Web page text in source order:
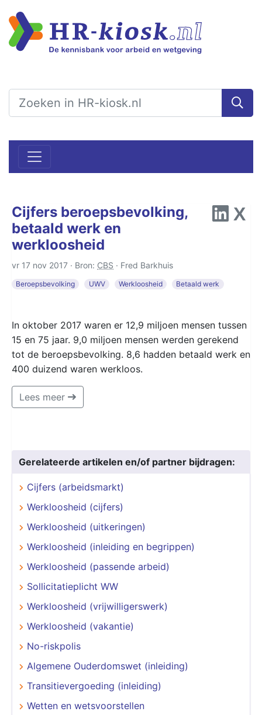
Cijfers beroepsbevolking,
betaald werk en
werkloosheid
vr 17 nov 2017 · Bron: CBS · Fred Barkhuis
Beroepsbevolking UWV Werkloosheid Betaald werk
In oktober 2017 waren er 12,9 miljoen mensen tussen
15 en 75 jaar. 9,0 miljoen mensen werden gerekend
tot de beroepsbevolking. 8,6 hadden betaald werk en
400 duizend waren werkloos.
Lees meer
Gerelateerde artikelen en/of partner bijdragen:
Cijfers (arbeidsmarkt)
Werkloosheid (cijfers)
Werkloosheid (uitkeringen)
Werkloosheid (inleiding en begrippen)
Werkloosheid (passende arbeid)
Sollicitatieplicht WW
Werkloosheid (vrijwilligerswerk)
Werkloosheid (vakantie)
No-riskpolis
Algemene Ouderdomswet (inleiding)
Transitievergoeding (inleiding)
Wetten en wetsvoorstellen